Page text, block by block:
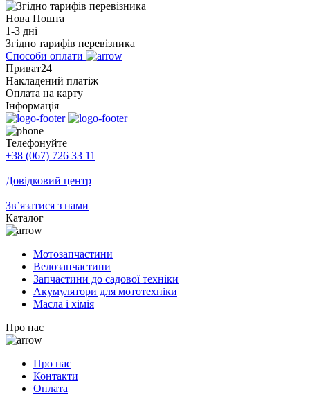
Нова Пошта
1-3 дні
Згідно тарифів перевізника
Способи оплати
Приват24
Накладений платіж
Оплата на карту
Інформація
Телефонуйте
+38 (067) 726 33 11
Довідковий центр
Зв’язатися з нами
Каталог
Мотозапчастини
Велозапчастини
Запчастини до садової техніки
Акумулятори для мототехніки
Масла і хімія
Про нас
Про нас
Контакти
Оплата